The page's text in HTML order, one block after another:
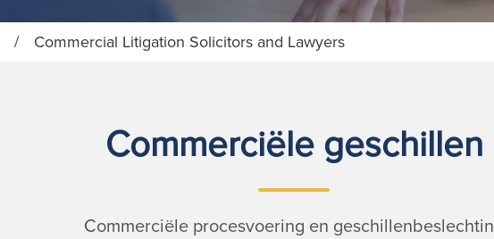
/ Commercial Litigation Solicitors and Lawyers
Commerciële geschillen
Commerciële procesvoering en